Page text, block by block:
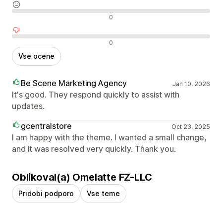
Nevtralne ocene 0
Negativne ocene 0
Vse ocene
Be Scene Marketing Agency Jan 10, 2026
It's good. They respond quickly to assist with
updates.
gcentralstore
Oct 23, 2025
I am happy with the theme. I wanted a small change,
and it was resolved very quickly. Thank you.
Oblikoval(a) Omelatte FZ-LLC
Pridobi podporo Vse teme